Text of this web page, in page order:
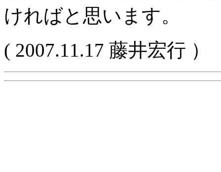
ければと思います。
( 2007.11.17 藤井宏行 ）